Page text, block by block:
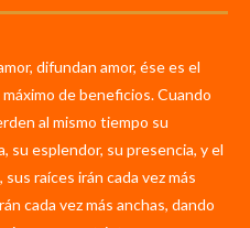
difundan amor, ése es el
de beneficios. Cuando
al mismo tiempo su
su esplendor, su presencia, y el
raíces irán cada vez más
cada vez más anchas, dando